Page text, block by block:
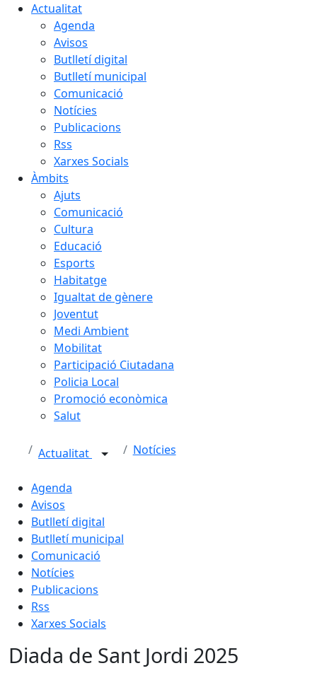
Actualitat
Agenda
Avisos
Butlletí digital
Butlletí municipal
Comunicació
Notícies
Publicacions
Rss
Xarxes Socials
Àmbits
Ajuts
Comunicació
Cultura
Educació
Esports
Habitatge
Igualtat de gènere
Joventut
Medi Ambient
Mobilitat
Participació Ciutadana
Policia Local
Promoció econòmica
Salut
Actualitat Notícies
Agenda
Avisos
Butlletí digital
Butlletí municipal
Comunicació
Notícies
Publicacions
Rss
Xarxes Socials
Diada de Sant Jordi 2025